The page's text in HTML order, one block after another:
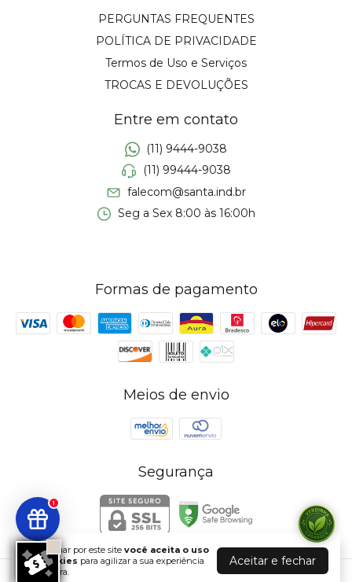
1
Ao navegar por este site você aceita o uso
de cookies para agilizar a sua experiência
de compra.
Aceitar e fechar
PERGUNTAS FREQUENTES
POLÍTICA DE PRIVACIDADE
Termos de Uso e Serviços
TROCAS E DEVOLUÇÕES
Entre em contato
(11) 9444-9038
(11) 99444-9038
falecom@santa.ind.br
Seg a Sex 8:00 às 16:00h
Formas de pagamento
Meios de envio
Segurança